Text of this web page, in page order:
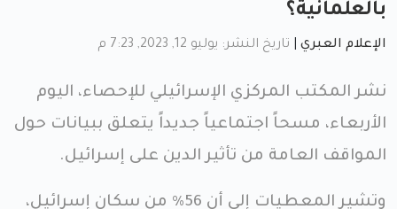
بالعلمانية؟
الإعلام العبري تاريخ النشر: يوليو 12, 2023, 7:23 م
نشر المكتب المركزي الإسرائيلي للإحصاء، اليوم
الأربعاء، مسحاً اجتماعياً جديداً يتعلق ببيانات حول
المواقف العامة من تأثير الدين على إسرائيل.
وتشير المعطيات إلى أن 56٪ من سكان إسرائيل،